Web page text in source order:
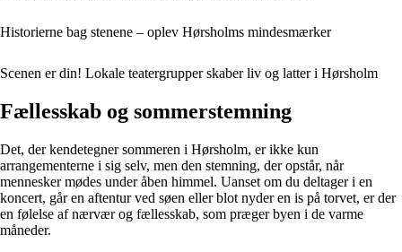
Historierne bag stenene – oplev Hørsholms mindesmærker
Scenen er din! Lokale teatergrupper skaber liv og latter i Hørsholm
Fællesskab og sommerstemning
Det, der kendetegner sommeren i Hørsholm, er ikke kun
arrangementerne i sig selv, men den stemning, der opstår, når
mennesker mødes under åben himmel. Uanset om du deltager i en
koncert, går en aftentur ved søen eller blot nyder en is på torvet, er der
en følelse af nærvær og fællesskab, som præger byen i de varme
måneder.